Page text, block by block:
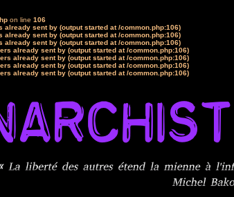
on line 106
already sent by (output started at /common.php:106)
already sent by (output started at /common.php:106)
already sent by (output started at /common.php:106)
already sent by (output started at /common.php:106)
already sent by (output started at /common.php:106)
already sent by (output started at /common.php:106)
already sent by (output started at /common.php:106)